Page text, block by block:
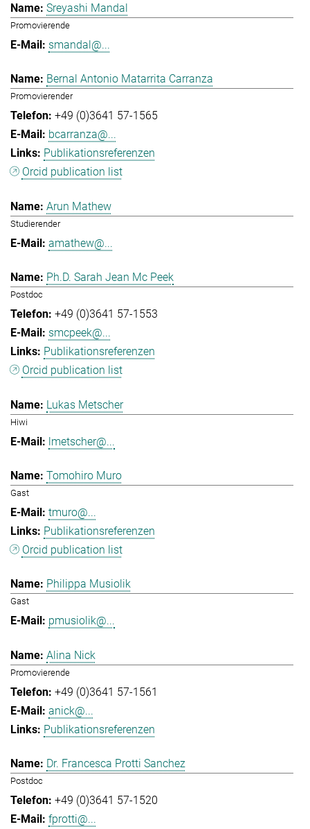
Sreyashi Mandal
Promovierende
smandal@...
Bernal Antonio Matarrita Carranza
Promovierender
+49 (0)3641 57-1565
bcarranza@...
Publikationsreferenzen
Orcid publication list
Arun Mathew
Studierender
amathew@...
Ph.D. Sarah Jean Mc Peek
Postdoc
+49 (0)3641 57-1553
smcpeek@...
Publikationsreferenzen
Orcid publication list
Lukas Metscher
Hiwi
lmetscher@...
Tomohiro Muro
Gast
tmuro@...
Publikationsreferenzen
Orcid publication list
Philippa Musiolik
Gast
pmusiolik@...
Alina Nick
Promovierende
+49 (0)3641 57-1561
anick@...
Publikationsreferenzen
Dr. Francesca Protti Sanchez
Postdoc
+49 (0)3641 57-1520
fprotti@...